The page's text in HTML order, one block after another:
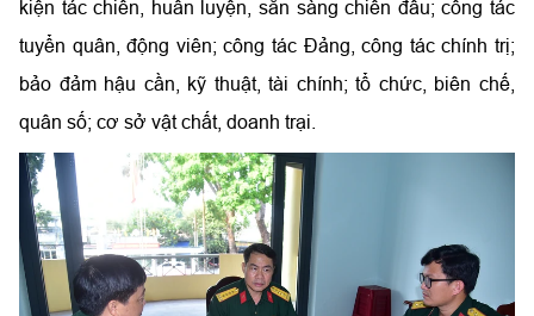
kiện tác chiến, huấn luyện, sẵn sàng chiến đấu; công tác
tuyển quân, động viên; công tác Đảng, công tác chính trị;
bảo đảm hậu cần, kỹ thuật, tài chính; tổ chức, biên chế,
quân số; cơ sở vật chất, doanh trại.